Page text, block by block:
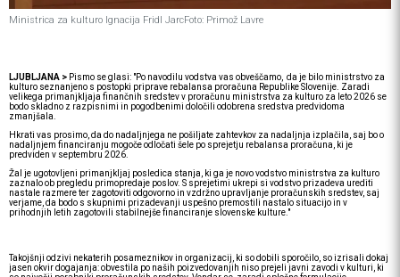
Ministrica za kulturo Ignacija Fridl JarcFoto: Primož Lavre
LJUBLJANA > Pismo se glasi: "Po navodilu vodstva vas obveščamo, da je bilo ministrstvo za
kulturo seznanjeno s postopki priprave rebalansa proračuna Republike Slovenije. Zaradi
velikega primanjkljaja finančnih sredstev v proračunu ministrstva za kulturo za leto 2026 se
bodo skladno z razpisnimi in pogodbenimi določili odobrena sredstva predvidoma
zmanjšala.
Hkrati vas prosimo, da do nadaljnjega ne pošiljate zahtevkov za nadaljnja izplačila, saj bo o
nadaljnjem financiranju mogoče odločati šele po sprejetju rebalansa proračuna, ki je
predviden v septembru 2026.
Žal je ugotovljeni primanjkljaj posledica stanja, ki ga je novo vodstvo ministrstva za kulturo
zaznalo ob pregledu primopredaje poslov. S sprejetimi ukrepi si vodstvo prizadeva urediti
nastale razmere ter zagotoviti odgovorno in vzdržno upravljanje proračunskih sredstev, saj
verjame, da bodo s skupnimi prizadevanji uspešno premostili nastalo situacijo in v
prihodnjih letih zagotovili stabilnejše financiranje slovenske kulture."
Takojšnji odzivi nekaterih posameznikov in organizacij, ki so dobili sporočilo, so izrisali dokaj
jasen okvir dogajanja: obvestila po naših poizvedovanjih niso prejeli javni zavodi v kulturi, ki